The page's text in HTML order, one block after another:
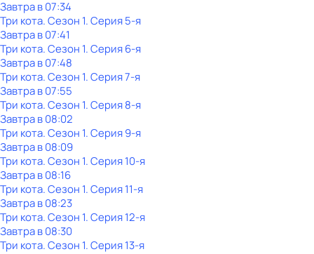
Завтра в 07:34
Три кота. Сезон 1. Серия 5-я
Завтра в 07:41
Три кота. Сезон 1. Серия 6-я
Завтра в 07:48
Три кота. Сезон 1. Серия 7-я
Завтра в 07:55
Три кота. Сезон 1. Серия 8-я
Завтра в 08:02
Три кота. Сезон 1. Серия 9-я
Завтра в 08:09
Три кота. Сезон 1. Серия 10-я
Завтра в 08:16
Три кота. Сезон 1. Серия 11-я
Завтра в 08:23
Три кота. Сезон 1. Серия 12-я
Завтра в 08:30
Три кота. Сезон 1. Серия 13-я